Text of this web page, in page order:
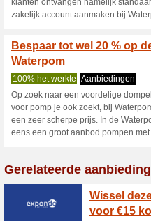
2 Huidige
Filter:
Ga naar
Ontvang
toegevoegde